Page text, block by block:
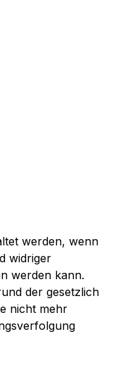
werden, wenn
widriger
werden kann.
der gesetzlich
nicht mehr